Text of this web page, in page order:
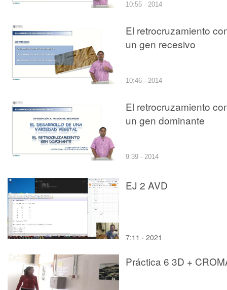
10:55 · 2014
El retrocruzamiento
un gen recesivo
10:46 · 2014
El retrocruzamiento
un gen dominante
9:39 · 2014
EJ 2 AVD
7:11 · 2021
Práctica 6 3D +